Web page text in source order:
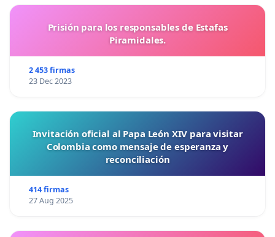
Prisión para los responsables de Estafas
Piramidales.
2 453 firmas
23 Dec 2023
Invitación oficial al Papa León XIV para visitar
Colombia como mensaje de esperanza y
reconciliación
414 firmas
27 Aug 2025